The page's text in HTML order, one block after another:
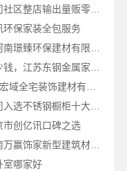
河南零百味供应链有限公司社区整店输出量贩零食适配全场景
保家装全包服务
江苏东钢金属科技有限公司入选不锈钢橱柜十大品牌
创亿讯口碑之选
刚需简约家装工期提速海南万赢饰家新型建筑材料有限公司
室哪家好